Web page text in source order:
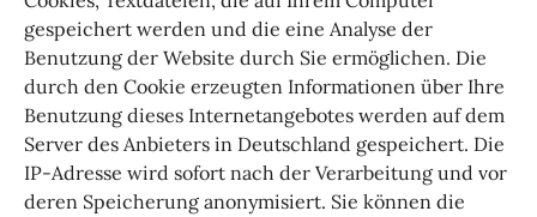
gespeichert werden und die eine Analyse der
Benutzung der Website durch Sie ermöglichen. Die
durch den Cookie erzeugten Informationen über Ihre
Benutzung dieses Internetangebotes werden auf dem
Server des Anbieters in Deutschland gespeichert. Die
IP-Adresse wird sofort nach der Verarbeitung und vor
deren Speicherung anonymisiert. Sie können die